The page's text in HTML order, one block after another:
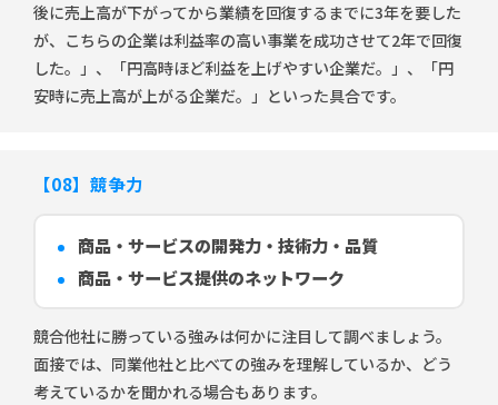
後に売上高が下がってから業績を回復するまでに3年を要した
が、こちらの企業は利益率の高い事業を成功させて2年で回復
した。」、「円高時ほど利益を上げやすい企業だ。」、「円
安時に売上高が上がる企業だ。」といった具合です。
【08】競争力
商品・サービスの開発力・技術力・品質
商品・サービス提供のネットワーク
競合他社に勝っている強みは何かに注目して調べましょう。
面接では、同業他社と比べての強みを理解しているか、どう
考えているかを聞かれる場合もあります。